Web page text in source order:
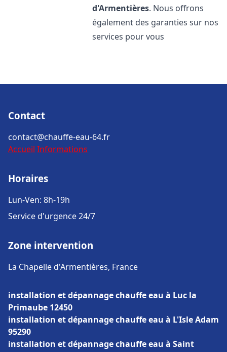
d'Armentières. Nous offrons
également des garanties sur nos
services pour vous
Contact
contact@chauffe-eau-64.fr
Accueil Informations
Horaires
Lun-Ven: 8h-19h
Service d'urgence 24/7
Zone intervention
La Chapelle d'Armentières, France
installation et dépannage chauffe eau à Luc la
Primaube 12450
installation et dépannage chauffe eau à L'Isle Adam
95290
installation et dépannage chauffe eau à Saint